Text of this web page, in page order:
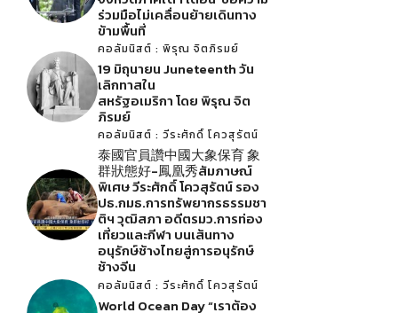
ร่วมมือไม่เคลื่อนย้ายเดินทาง
ข้ามพื้นที่
คอลัมนิสต์ : พิรุณ จิตภิรมย์
19 มิถุนายน Juneteenth วัน
เลิกทาสใน
สหรัฐอเมริกา โดย พิรุณ จิต
ภิรมย์
คอลัมนิสต์ : วีระศักดิ์ โควสุรัตน์
泰國官員讚中國大象保育 象
群狀態好-鳳凰秀สัมภาษณ์
พิเศษ วีระศักดิ์ โควสุรัตน์ รอง
ปธ.กมธ.การทรัพยากรธรรมชา
ติฯ วุฒิสภา อดีตรมว.การท่อง
เที่ยวและกีฬา บนเส้นทาง
อนุรักษ์ช้างไทยสู่การอนุรักษ์
ช้างจีน
คอลัมนิสต์ : วีระศักดิ์ โควสุรัตน์
World Ocean Day “เราต้อง